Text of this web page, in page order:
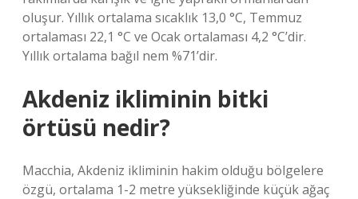
oluşur. Yıllık ortalama sıcaklık 13,0 °C, Temmuz
ortalaması 22,1 °C ve Ocak ortalaması 4,2 °C’dir.
Yıllık ortalama bağıl nem %71’dir.
Akdeniz ikliminin bitki
örtüsü nedir?
Macchia, Akdeniz ikliminin hakim olduğu bölgelere
özgü, ortalama 1-2 metre yüksekliğinde küçük ağaç